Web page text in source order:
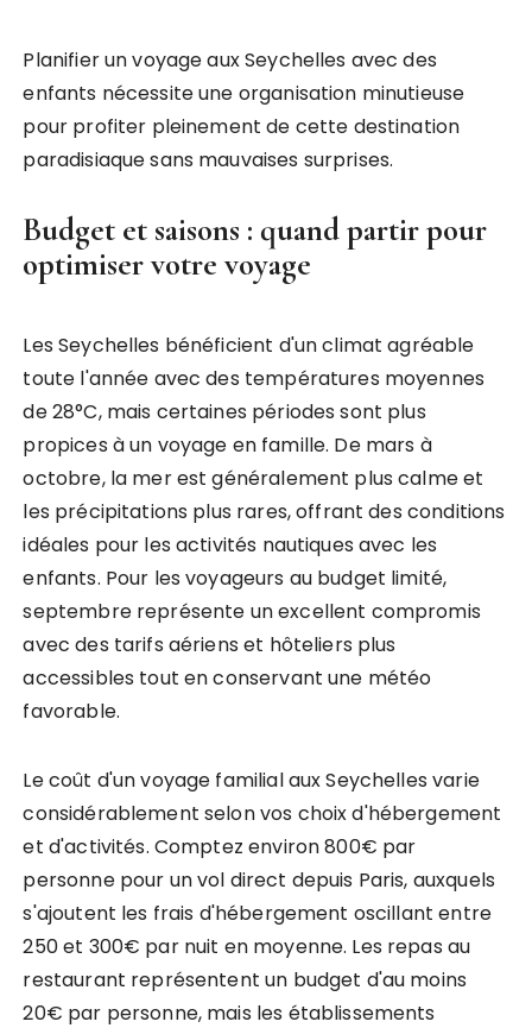
Planifier un voyage aux Seychelles avec des
enfants nécessite une organisation minutieuse
pour profiter pleinement de cette destination
paradisiaque sans mauvaises surprises.
Budget et saisons : quand partir pour
optimiser votre voyage
Les Seychelles bénéficient d'un climat agréable
toute l'année avec des températures moyennes
de 28°C, mais certaines périodes sont plus
propices à un voyage en famille. De mars à
octobre, la mer est généralement plus calme et
les précipitations plus rares, offrant des conditions
idéales pour les activités nautiques avec les
enfants. Pour les voyageurs au budget limité,
septembre représente un excellent compromis
avec des tarifs aériens et hôteliers plus
accessibles tout en conservant une météo
favorable.
Le coût d'un voyage familial aux Seychelles varie
considérablement selon vos choix d'hébergement
et d'activités. Comptez environ 800€ par
personne pour un vol direct depuis Paris, auxquels
s'ajoutent les frais d'hébergement oscillant entre
250 et 300€ par nuit en moyenne. Les repas au
restaurant représentent un budget d'au moins
20€ par personne, mais les établissements